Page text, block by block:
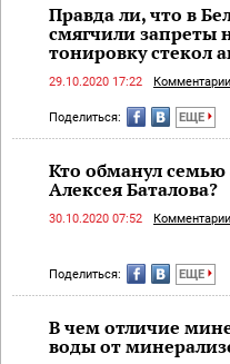
Правда ли, что в
смягчили запреты
тонировку стекол
29.10.2020 17:22
Поделиться: ЕЩЕ
Кто обманул семью
Алексея Баталова?
30.10.2020 07:52
Поделиться: ЕЩЕ
В чем отличие
воды от